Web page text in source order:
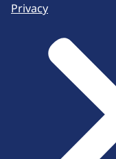
Privacy